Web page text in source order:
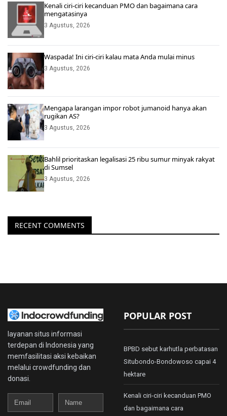
Kenali ciri-ciri kecanduan PMO dan bagaimana cara
mengatasinya
3 Agustus, 2026
Waspada! Ini ciri-ciri kalau mata Anda mulai minus
3 Agustus, 2026
Mengapa larangan impor robot jumanoid hanya akan
rugikan AS?
3 Agustus, 2026
Bahlil prioritaskan legalisasi 25 ribu sumur minyak rakyat
di Sumsel
3 Agustus, 2026
RECENT COMMENTS
layanan situs informasi
terdepan di Indonesia yang
memfasilitasi aksi kebaikan
melalui crowdfunding dan
donasi.
Email
Name
POPULAR POST
BPBD sebut karhutla perbatasan
Situbondo-Bondowoso capai 4
hektare
Kenali ciri-ciri kecanduan PMO
dan bagaimana cara